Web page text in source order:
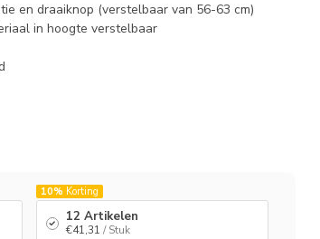
en draaiknop (verstelbaar van 56-63 cm)
in hoogte verstelbaar
10% Korting
12 Artikelen
€41,31 / Stuk